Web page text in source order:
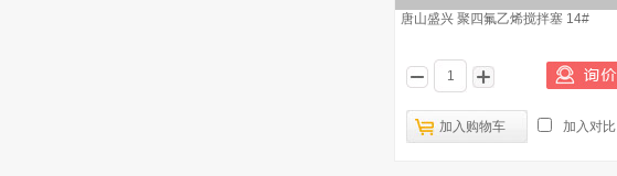
唐山盛兴 聚四氟乙烯搅拌塞 14#
加入购物车 加入对比